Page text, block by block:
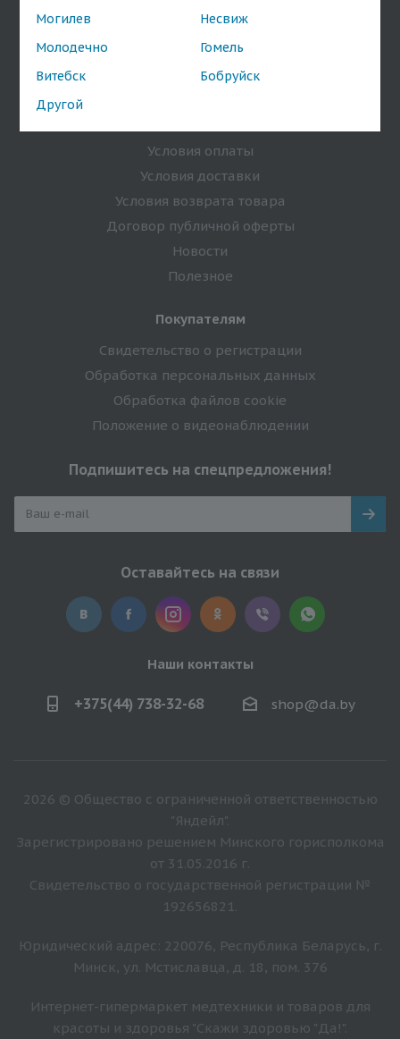
Могилев
Несвиж
Молодечно
Гомель
Витебск
Бобруйск
Другой
Магазины
Бренды
Оптовым покупателям
Условия оплаты
Условия доставки
Условия возврата товара
Договор публичной оферты
Новости
Полезное
Покупателям
Свидетельство о регистрации
Обработка персональных данных
Обработка файлов cookie
Положение о видеонаблюдении
Подпишитесь на спецпредложения!
Оставайтесь на связи
Наши контакты
+375(44) 738-32-68 shop@da.by
2026 © Общество с ограниченной ответственностью
"Яндейл".
Зарегистрировано решением Минского горисполкома
от 31.05.2016 г.
Свидетельство о государственной регистрации №
192656821.
Юридический адрес: 220076, Республика Беларусь, г.
Минск, ул. Мстиславца, д. 18, пом. 376
Интернет-гипермаркет медтехники и товаров для
красоты и здоровья "Скажи здоровью "Да!".